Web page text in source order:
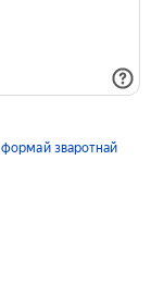
формай зваротнай